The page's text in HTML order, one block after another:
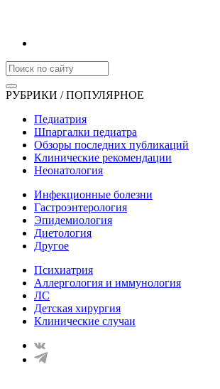
РУБРИКИ / ПОПУЛЯРНОЕ
Педиатрия
Шпаргалки педиатра
Обзоры последних публикаций
Клинические рекомендации
Неонатология
Инфекционные болезни
Гастроэнтерология
Эпидемиология
Диетология
Другое
Психиатрия
Аллергология и иммунология
ЛС
Детская хирургия
Клинические случаи